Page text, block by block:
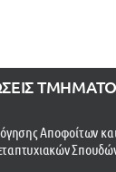
Αποφοίτων